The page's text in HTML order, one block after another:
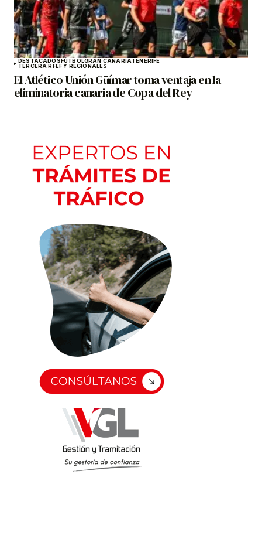
DESTACADOSFÚTBOLGRAN CANARIATENERIFE
TERCERA RFEF Y REGIONALES
El Atlético Unión Güímar toma ventaja en la
eliminatoria canaria de Copa del Rey